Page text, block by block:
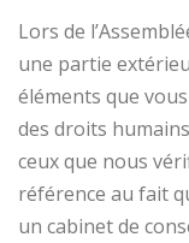
Lors de
une partie
éléments que
des droits
ceux que nous
référence au fait
un cabinet de